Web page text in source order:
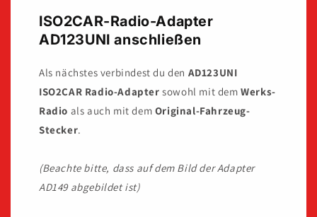
ISO2CAR-Radio-Adapter
AD123UNI anschließen
Als nächstes verbindest du den AD123UNI
ISO2CAR Radio-Adapter sowohl mit demWerks-
Radio als auch mit dem Original-Fahrzeug-
Stecker.
(Beachte bitte, dass auf dem Bild der Adapter
AD149 abgebildet ist)